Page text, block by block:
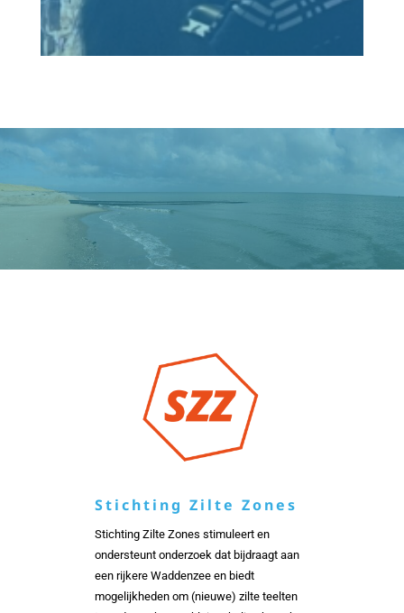
Stichting Zilte Zones
Stichting Zilte Zones stimuleert en
ondersteunt onderzoek dat bijdraagt aan
een rijkere Waddenzee en biedt
mogelijkheden om (nieuwe) zilte teelten